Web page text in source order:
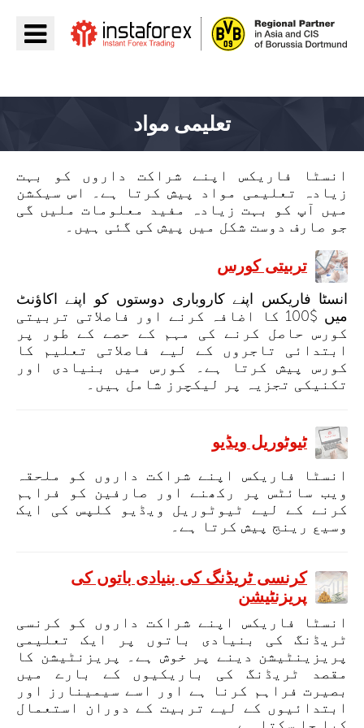
تعلیمی مواد
انسٹا فاریکس اپنے شراکت داروں کو بہت
زیادہ تعلیمی مواد پیش کرتا ہے۔ اس سیکشن
میں آپ کو بہت زیادہ مفید معلومات ملیں گی
جو صارف دوست شکل میں پیش کی گئی ہیں۔
تربیتی کورس
انسٹا فاریکس اپنے کاروباری دوستوں کو اپنے اکاؤنٹ
میں $100 کا اضافہ کرنے اور فاصلاتی تربیتی
کورس حاصل کرنے کی مہم کے حصے کے طور پر
ابتدائی تاجروں کے لیے فاصلاتی تعلیم کا
کورس پیش کرتا ہے۔ کورس میں بنیادی اور
تکنیکی تجزیہ پر لیکچرز شامل ہیں۔
ٹیوٹوریل ویڈیو
انسٹا فاریکس اپنے شراکت داروں کو ملحقہ
ویب سائٹس پر رکھنے اور صارفین کو فراہم
کرنے کے لیے ٹیوٹوریل ویڈیو کلپس کی ایک
وسیع رینج پیش کرتا ہے۔
کرنسی ٹریڈنگ کی بنیادی باتوں کی
پریزنٹیشن
انسٹا فاریکس اپنے شراکت داروں کو کرنسی
ٹریڈنگ کی بنیادی باتوں پر ایک تعلیمی
پریزینٹیشن دینے پر خوش ہے۔ پریزنٹیشن کا
مقصد ٹریڈنگ کی باریکیوں کے بارے میں
بصیرت فراہم کرنا ہے اور اسے سیمینارز اور
ابتدائیوں کے لیے تربیت کے دوران استعمال